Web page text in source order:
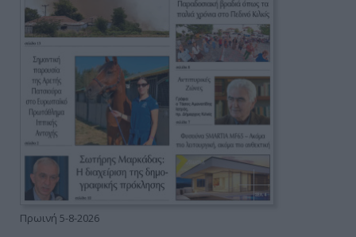
Πρωινή 5-8-2026